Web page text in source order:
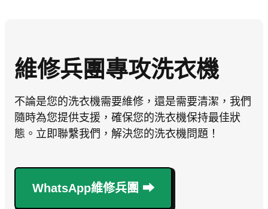
維修兵團專攻洗衣機
不論是您的洗衣機需要維修，還是需要清潔，我們
隨時為您提供支援，確保您的洗衣機保持最佳狀
態。立即聯繫我們，解決您的洗衣機問題！
WhatsApp維修兵團 ⮕